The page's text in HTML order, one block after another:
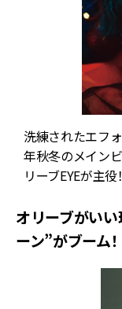
洗練されたエフ
年秋冬のメイン
リーブEYEが主役！
オリーブがい
ーン”がブーム！